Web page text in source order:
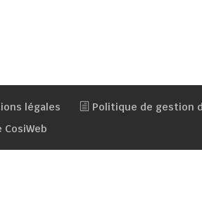
légales
Politique de gestion